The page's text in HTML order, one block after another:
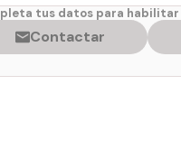
tus datos para
Contactar